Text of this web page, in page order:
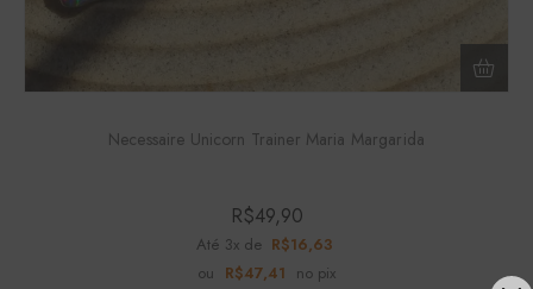
Necessaire Unicorn Trainer Maria Margarida
R$49,90
Até 3x de R$16,63
ou R$47,41 no pix